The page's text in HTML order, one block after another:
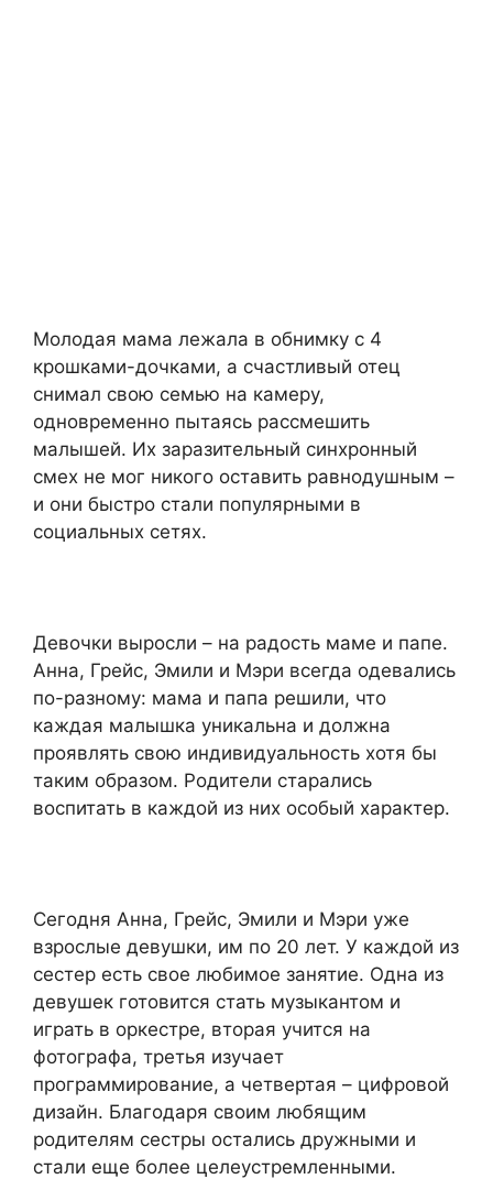
Молодая мама лежала в обнимку с 4
крошками-дочками, а счастливый отец
снимал свою семью на камеру,
одновременно пытаясь рассмешить
малышей. Их заразительный синхронный
смех не мог никого оставить равнодушным –
и они быстро стали популярными в
социальных сетях.
Девочки выросли – на радость маме и папе.
Анна, Грейс, Эмили и Мэри всегда одевались
по-разному: мама и папа решили, что
каждая малышка уникальна и должна
проявлять свою индивидуальность хотя бы
таким образом. Родители старались
воспитать в каждой из них особый характер.
Сегодня Анна, Грейс, Эмили и Мэри уже
взрослые девушки, им по 20 лет. У каждой из
сестер есть свое любимое занятие. Одна из
девушек готовится стать музыкантом и
играть в оркестре, вторая учится на
фотографа, третья изучает
программирование, а четвертая – цифровой
дизайн. Благодаря своим любящим
родителям сестры остались дружными и
стали еще более целеустремленными.